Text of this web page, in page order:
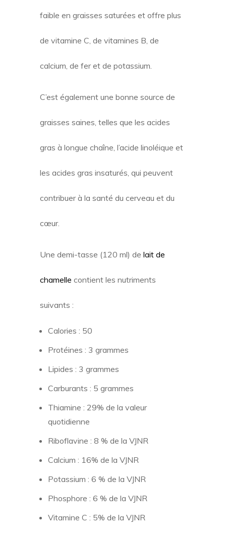
faible en graisses saturées et offre plus
de vitamine C, de vitamines B, de
calcium, de fer et de potassium.
C’est également une bonne source de
graisses saines, telles que les acides
gras à longue chaîne, l’acide linoléique et
les acides gras insaturés, qui peuvent
contribuer à la santé du cerveau et du
cœur.
Une demi-tasse (120 ml) de lait de
chamelle contient les nutriments
suivants :
Calories : 50
Protéines : 3 grammes
Lipides : 3 grammes
Carburants : 5 grammes
Thiamine : 29% de la valeur
quotidienne
Riboflavine : 8 % de la VJNR
Calcium : 16% de la VJNR
Potassium : 6 % de la VJNR
Phosphore : 6 % de la VJNR
Vitamine C : 5% de la VJNR